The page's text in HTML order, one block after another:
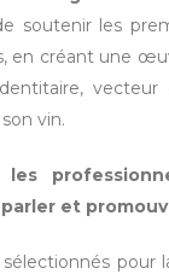
soutenir les
en créant une
vin.
et